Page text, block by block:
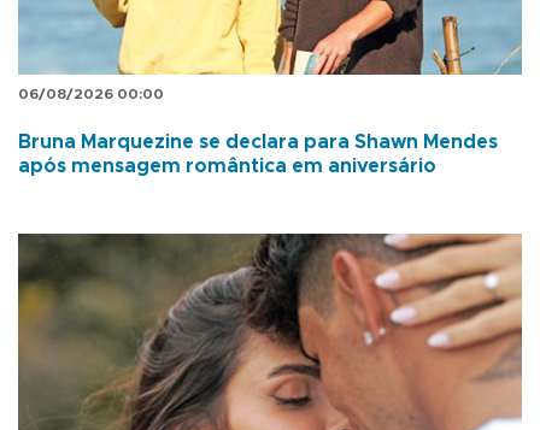
06/08/2026 00:00
Bruna Marquezine se declara para Shawn Mendes
após mensagem romântica em aniversário